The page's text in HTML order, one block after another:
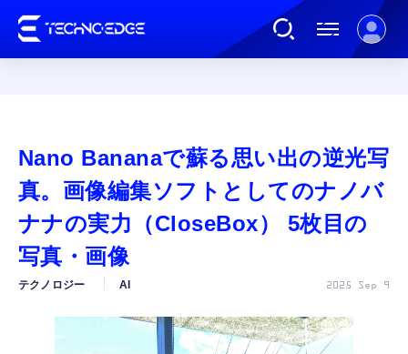
AI
ガジェット
カルチャー
Nano Bananaで蘇る思い出の逆光写
真。画像編集ソフトとしてのナノバ
ナナの実力（CloseBox） 5枚目の
写真・画像
テクノロジー AI 2025 Sep 9